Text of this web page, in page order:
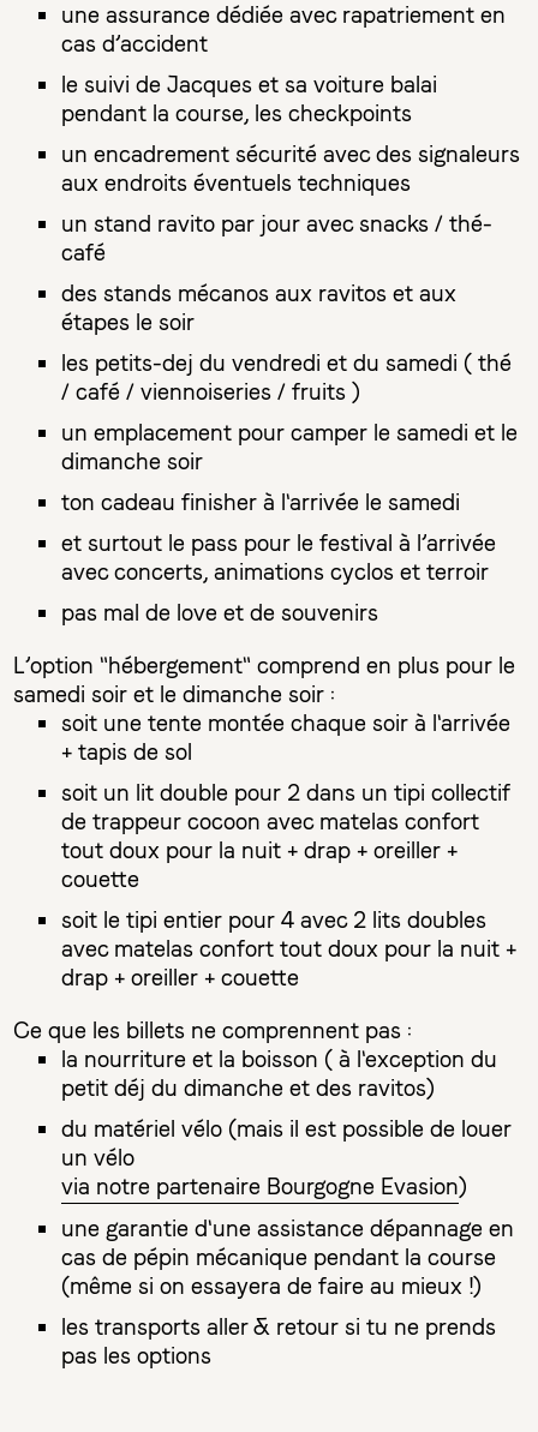
une assurance dédiée avec rapatriement en
cas d’accident
le suivi de Jacques et sa voiture balai
pendant la course, les checkpoints
un encadrement sécurité avec des signaleurs
aux endroits éventuels techniques
un stand ravito par jour avec snacks / thé-
café
des stands mécanos aux ravitos et aux
étapes le soir
les petits-dej du vendredi et du samedi ( thé
/ café / viennoiseries / fruits )
un emplacement pour camper le samedi et le
dimanche soir
ton cadeau finisher à l'arrivée le samedi
et surtout le pass pour le festival à l’arrivée
avec concerts, animations cyclos et terroir
pas mal de love et de souvenirs
L’option "hébergement" comprend en plus pour le
samedi soir et le dimanche soir :
soit une tente montée chaque soir à l'arrivée
+ tapis de sol
soit un lit double pour 2 dans un tipi collectif
de trappeur cocoon avec matelas confort
tout doux pour la nuit + drap + oreiller +
couette
soit le tipi entier pour 4 avec 2 lits doubles
avec matelas confort tout doux pour la nuit +
drap + oreiller + couette
Ce que les billets ne comprennent pas :
la nourriture et la boisson ( à l'exception du
petit déj du dimanche et des ravitos)
du matériel vélo (mais il est possible de louer
un vélo
via notre partenaire Bourgogne Evasion)
une garantie d'une assistance dépannage en
cas de pépin mécanique pendant la course
(même si on essayera de faire au mieux !)
les transports aller & retour si tu ne prends
pas les options